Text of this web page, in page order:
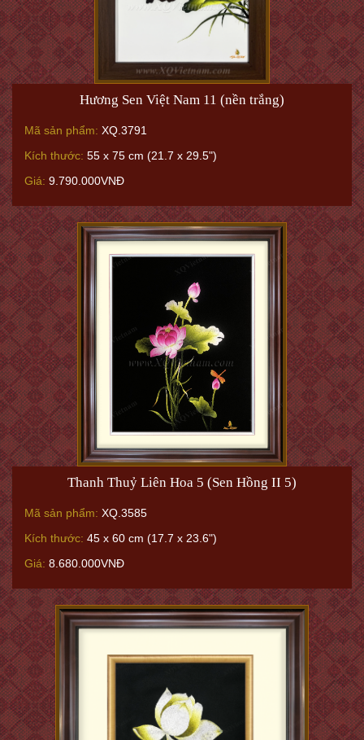
Hương Sen Việt Nam 11 (nền trắng)
Mã sản phẩm: XQ.3791
Kích thước: 55 x 75 cm (21.7 x 29.5")
Giá: 9.790.000VNĐ
Thanh Thuỷ Liên Hoa 5 (Sen Hồng II 5)
Mã sản phẩm: XQ.3585
Kích thước: 45 x 60 cm (17.7 x 23.6")
Giá: 8.680.000VNĐ